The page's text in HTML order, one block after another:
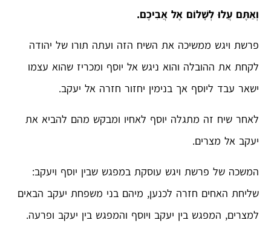
וְאַתֶּם עֲלוּ לְשָׁלוֹם אֶל אֲבִיכֶם.
פרשת ויגש ממשיכה את השיח הזה ועתה תורו של יהודה
לקחת את ההובלה והוא ניגש אל יוסף ומכריז שהוא עצמו
ישאר עבד ליוסף אך בנימין יחזור חזרה אל יעקב.
לאחר שיח זה מתגלה יוסף לאחיו ומבקש מהם להביא את
יעקב אל מצרים.
המשכה של פרשת ויגש עוסקת במפגש שבין יוסף ויעקב:
שליחת האחים חזרה לכנען, מיהם בני משפחת יעקב הבאים
למצרים, המפגש בין יעקב ויוסף והמפגש בין יעקב ופרעה.